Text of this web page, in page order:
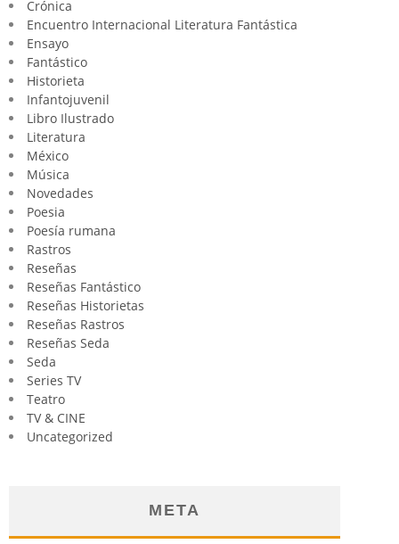
Crónica
Encuentro Internacional Literatura Fantástica
Ensayo
Fantástico
Historieta
Infantojuvenil
Libro Ilustrado
Literatura
México
Música
Novedades
Poesia
Poesía rumana
Rastros
Reseñas
Reseñas Fantástico
Reseñas Historietas
Reseñas Rastros
Reseñas Seda
Seda
Series TV
Teatro
TV & CINE
Uncategorized
META